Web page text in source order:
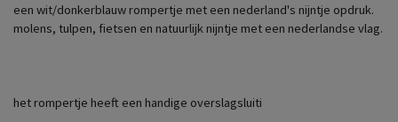
een wit/donkerblauw rompertje met een nederland's nijntje opdruk.
molens, tulpen, fietsen en natuurlijk nijntje met een nederlandse vlag.
het rompertje heeft een handige overslagsluiti